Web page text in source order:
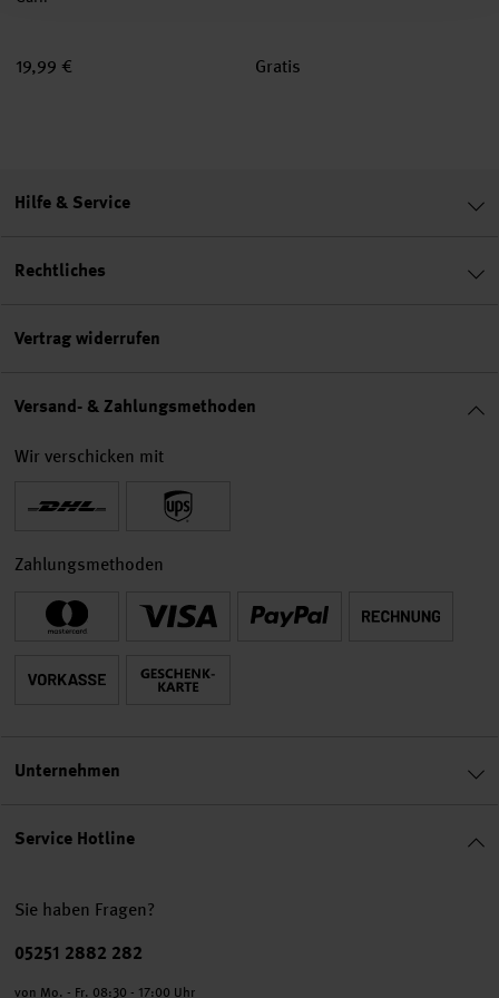
19,99 € Gratis
Service Hotline
Sie haben Fragen?
Telefonnummer
05251 2882 282
von Mo. - Fr. 08:30 - 17:00 Uhr
Hilfe & Service
Rechtliches
Vertrag widerrufen
Versand- & Zahlungsmethoden
Wir verschicken mit
Zahlungsmethoden
Unternehmen